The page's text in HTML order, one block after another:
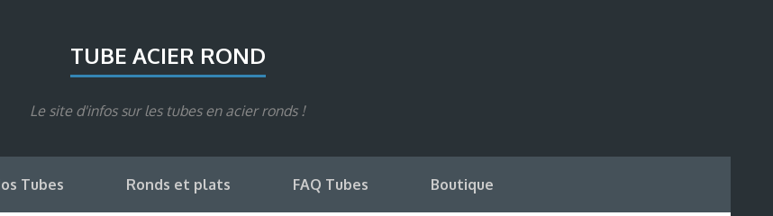
TUBE ACIER ROND
Le site d'infos sur les tubes en acier ronds !
Tubes Ronds et plats FAQ Tubes Boutique